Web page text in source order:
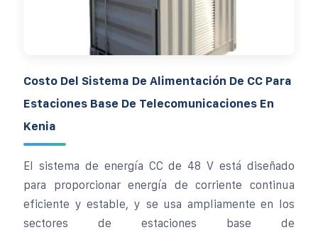
Costo Del Sistema De Alimentación De CC Para
Estaciones Base De Telecomunicaciones En
Kenia
El sistema de energía CC de 48 V está diseñado
para proporcionar energía de corriente continua
eficiente y estable, y se usa ampliamente en los
sectores de estaciones base de